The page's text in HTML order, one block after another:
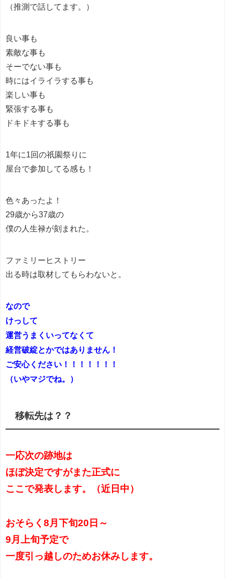
（推測で話してます。）
良い事も
素敵な事も
そーでない事も
時にはイライラする事も
楽しい事も
緊張する事も
ドキドキする事も
1年に1回の祇園祭りに
屋台で参加してる感も！
色々あったよ！
29歳から37歳の
僕の人生禄が刻まれた。
ファミリーヒストリー
出る時は取材してもらわないと。
なので
けっして
運営うまくいってなくて
経営破綻とかではありません！
ご安心ください！！！！！！！
（いやマジでね。）
移転先は？？
一応次の跡地は
ほぼ決定ですがまた正式に
ここで発表します。（近日中）
おそらく8月下旬20日～
9月上旬予定で
一度引っ越しのためお休みします。